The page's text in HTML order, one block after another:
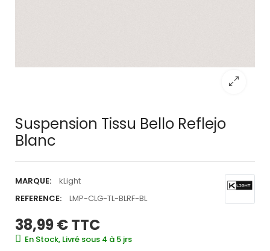
Suspension Tissu Bello Reflejo
Blanc
MARQUE:
kLight
REFERENCE:
LMP-CLG-TL-BLRF-BL
38,99 €TTC
En Stock, Livré sous 4 à 5 jrs